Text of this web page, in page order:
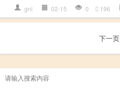
gnl 02-15 0 196
下一页